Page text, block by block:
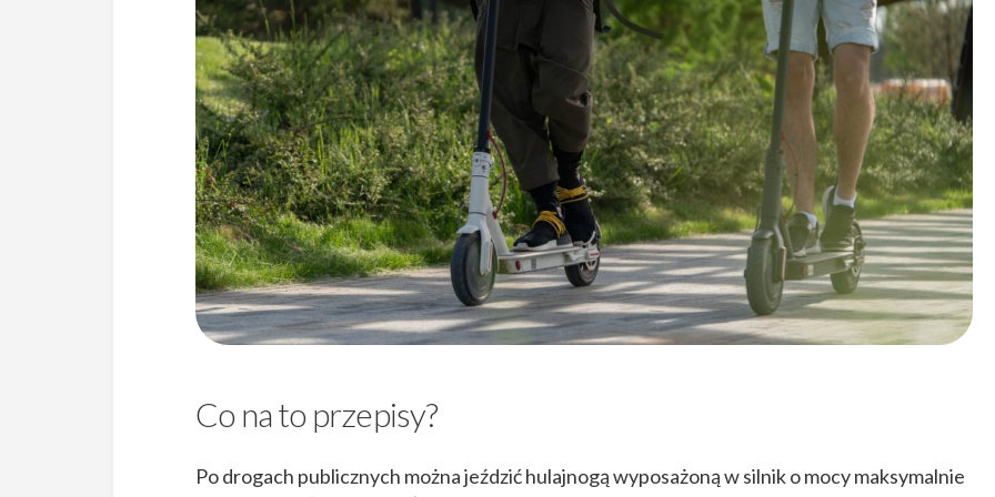
Co na to przepisy?
Po drogach publicznych można jeździć hulajnogą wyposażoną w silnik o mocy maksymalnie